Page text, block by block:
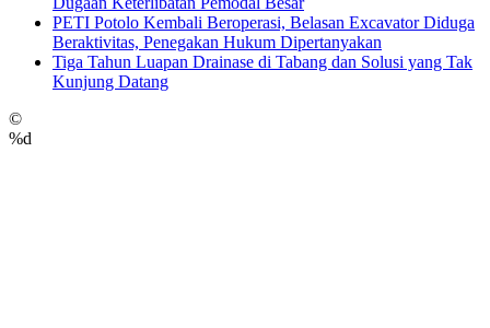
PETI Potolo Kembali Beroperasi, Belasan Excavator Diduga
Beraktivitas, Penegakan Hukum Dipertanyakan
Tiga Tahun Luapan Drainase di Tabang dan Solusi yang Tak
Kunjung Datang
©
%d